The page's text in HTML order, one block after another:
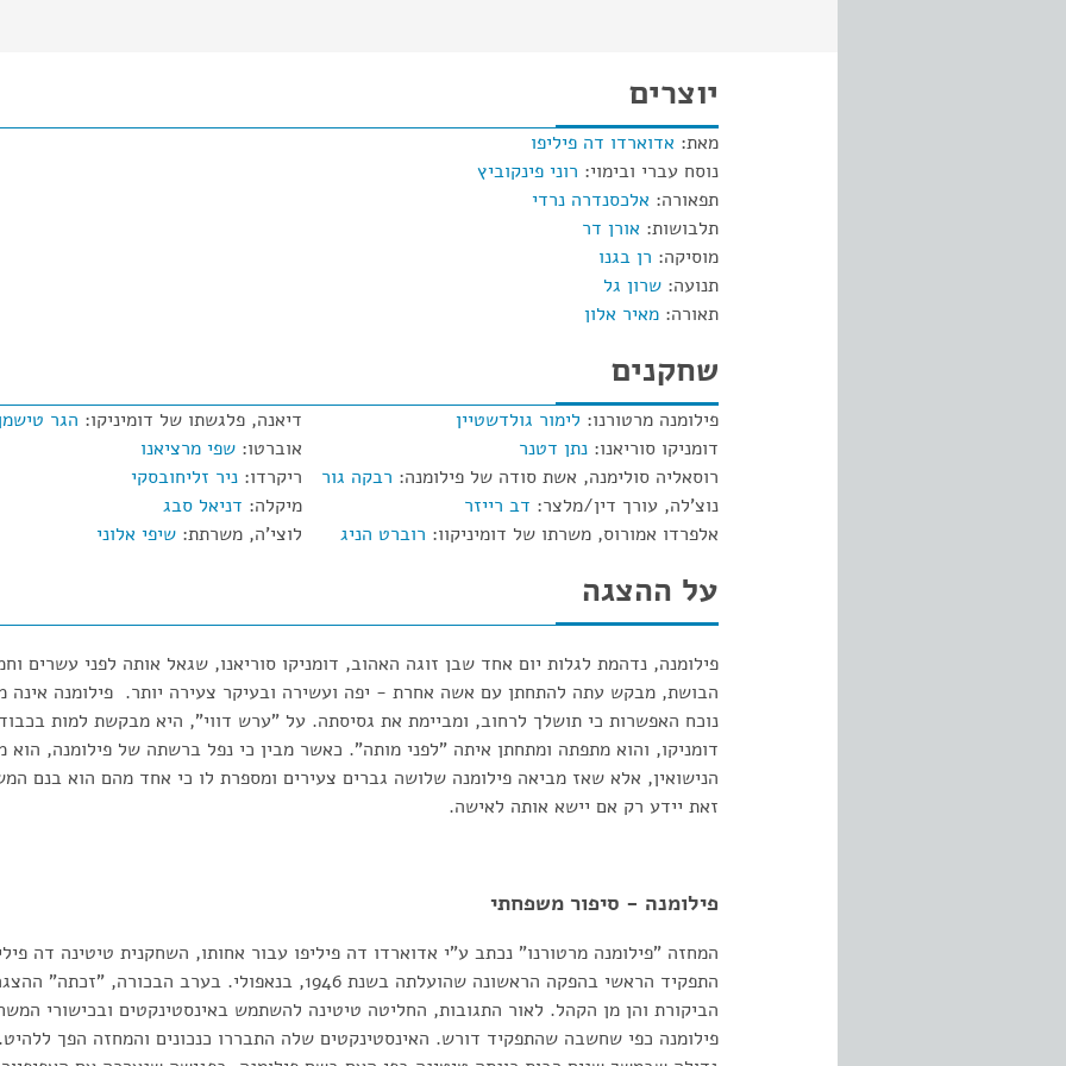
יוצרים
מאת: אדוארדו דה פיליפו
נוסח עברי ובימוי: רוני פינקוביץ
תפאורה: אלכסנדרה נרדי
תלבושות: אורן דר
מוסיקה: רן בגנו
תנועה: שרון גל
תאורה: מאיר אלון
שחקנים
פילומנה מרטורנו: לימור גולדשטיין
דומניקו סוריאנו: נתן דטנר
רוסאליה סולימנה, אשת סודה של פילומנה: רבקה גור
נוצ'לה, עורך דין/מלצר: דב רייזר
אלפרדו אמורוס, משרתו של דומיניקוו: רוברט הניג
דיאנה, פלגשתו של דומיניקו: הגר
אוברטו: שפי מרציאנו
ריקרדו: ניר זליחובסקי
מיקלה: דניאל סבג
לוצי'ה, משרתת: שיפי אלוני
על ההצגה
פילומנה, נדהמת לגלות יום אחד שבן זוגה האהוב, דומניקו סוריאנו, שגאל אותה לפני עשרים
הבושת, מבקש עתה להתחתן עם אשה אחרת - יפה ועשירה ובעיקר צעירה יותר. פילומנה אינה
נוכח האפשרות כי תושלך לרחוב, ומביימת את גסיסתה. על "ערש דווי", היא מבקשת למות
דומניקו, והוא מתפתה ומתחתן איתה "לפני מותה". כאשר מבין כי נפל ברשתה של פילומנה,
הנישואין, אלא שאז מביאה פילומנה שלושה גברים צעירים ומספרת לו כי אחד מהם הוא בנם
זאת יידע רק אם יישא אותה לאישה.
פילומנה - סיפור משפחתי
המחזה "פילומנה מרטורנו" נכתב ע"י אדוארדו דה פיליפו עבור אחותו, השחקנית טיטינה דה
התפקיד הראשי בהפקה הראשונה שהועלתה בשנת 1946, בנאפולי. בערב
הביקורת והן מן הקהל. לאור התגובות, החליטה טיטינה להשתמש באינסטינקטים ובכישורי
פילומנה כפי שחשבה שהתפקיד דורש. האינסטינקטים שלה התבררו כנכונים והמחזה הפך